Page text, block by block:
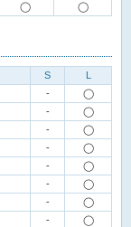
◯ ◯
S
L
-
◯
-
◯
-
◯
-
◯
-
◯
-
◯
-
◯
-
◯